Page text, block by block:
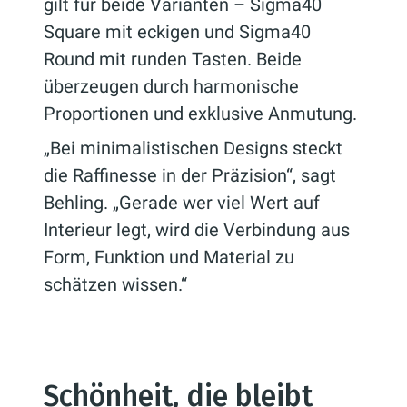
gilt für beide Varianten – Sigma40
Square mit eckigen und Sigma40
Round mit runden Tasten. Beide
überzeugen durch harmonische
Proportionen und exklusive Anmutung.
„Bei minimalistischen Designs steckt
die Raffinesse in der Präzision“, sagt
Behling. „Gerade wer viel Wert auf
Interieur legt, wird die Verbindung aus
Form, Funktion und Material zu
schätzen wissen.“
Schönheit, die bleibt